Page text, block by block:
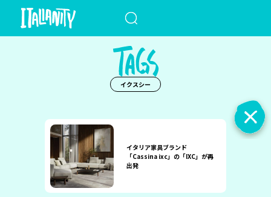
イクスシー
イタリア家具ブランド
「Cassina ixc」の「IXC」が再
出発